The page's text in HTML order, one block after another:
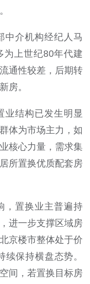
中介机构经纪人马
为上世纪80年代建
通性较差，后期转
房。
业结构已发生明显
体为市场主力，如
核心力量，需求集
所置换优质配套房
，置换业主普遍持
进一步支撑区域房
京楼市整体处于价
保持横盘态势。
间，若置换目标房